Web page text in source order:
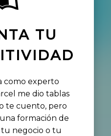
TU
como experto
me dio tablas
te cuento, pero
formación de
tu negocio o tu